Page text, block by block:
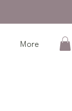
More